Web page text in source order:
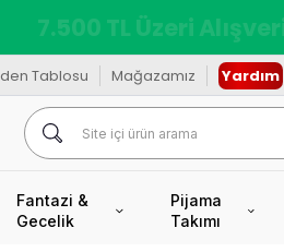
Kredi Kartına
Tablosu Mağazamız Yardım
Fantazi &
Gecelik
Pijama
Takımı